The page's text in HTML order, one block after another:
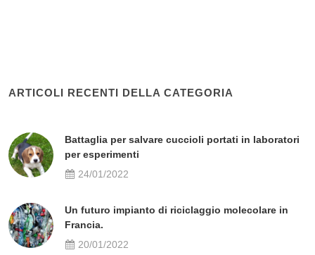
ARTICOLI RECENTI DELLA CATEGORIA
Battaglia per salvare cuccioli portati in laboratori
per esperimenti
24/01/2022
Un futuro impianto di riciclaggio molecolare in
Francia.
20/01/2022